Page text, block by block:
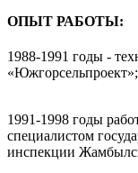
ОПЫТ РАБОТЫ:
1988-1991 годы -
«Южгорсельпроект»;
1991-1998 годы
специалистом
инспекции